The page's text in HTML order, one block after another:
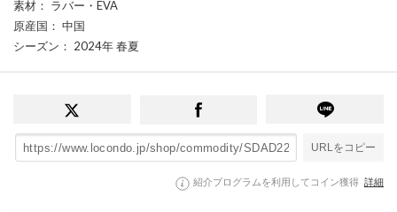
素材 ： ラバー・EVA
原産国 ： 中国
シーズン ： 2024年 春夏
URLをコピー
紹介プログラムを利用してコイン獲得 詳細